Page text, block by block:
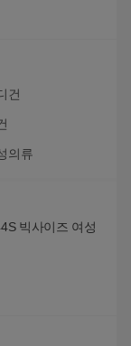
건
의류
빅사이즈 여성